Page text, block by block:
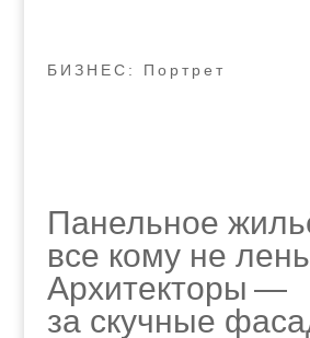
БИЗНЕС: Портрет
Панельное
все кому не
Архитекторы —
за скучные